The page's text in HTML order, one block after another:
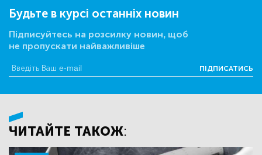
Будьте в курсі останніх новин
Підписуйтесь на розсилку новин, щоб
не пропускати найважливіше
ПІДПИСАТИСЬ
ЧИТАЙТЕ ТАКОЖ: